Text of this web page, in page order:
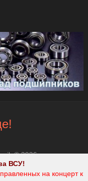
© 2026.
ВСУ!
на концерт к